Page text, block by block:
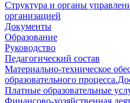
Структура и органы
организацией
Документы
Образование
Руководство
Педагогический состав
Материально-техническое
образовательного
Платные образовательные
Финансово-хозяйственная